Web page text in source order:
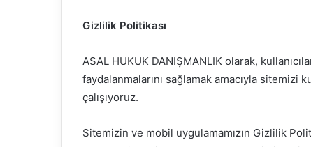
Gizlilik Politikası
ASAL HUKUK DANIŞMANLIK olarak,
faydalanmalarını sağlamak amacıyla
çalışıyoruz.
Sitemizin ve mobil uygulamamızın Gizlilik